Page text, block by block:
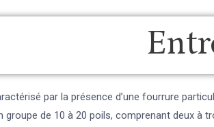
par la présence d’une fourrure
groupe de 10 à 20 poils, comprenant deux à